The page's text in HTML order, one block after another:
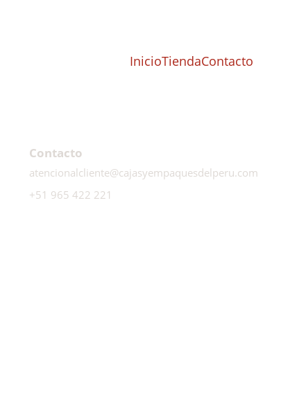
InicioTiendaContacto
Contacto
atencionalcliente@cajasyempaquesdelperu.com
+51 965 422 221